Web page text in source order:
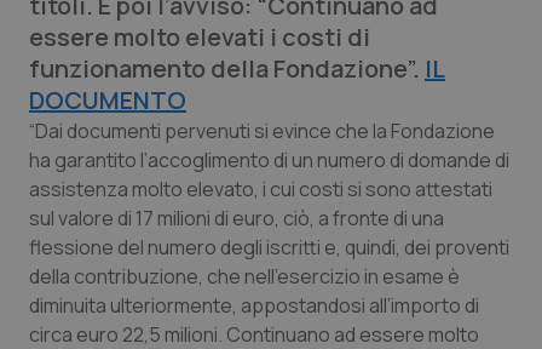
Basilicata
Calabria
Campania
Emilia-Romagna
Friuli Venezia Giulia
Lazio
Artrite & artrosi
Asma & BPCO
Car-T
Colesterolo & coronaropatie
Dermatite Atopica
Diabete & glucometri
essere molto elevati i costi di
funzionamento della Fondazione”. IL
DOCUMENTO
“Dai documenti pervenuti si evince che la Fondazione
ha garantito l’accoglimento di un numero di domande di
assistenza molto elevato, i cui costi si sono attestati
sul valore di 17 milioni di euro, ciò, a fronte di una
flessione del numero degli iscritti e, quindi, dei proventi
della contribuzione, che nell’esercizio in esame è
diminuita ulteriormente, appostandosi all’importo di
circa euro 22,5 milioni. Continuano ad essere molto